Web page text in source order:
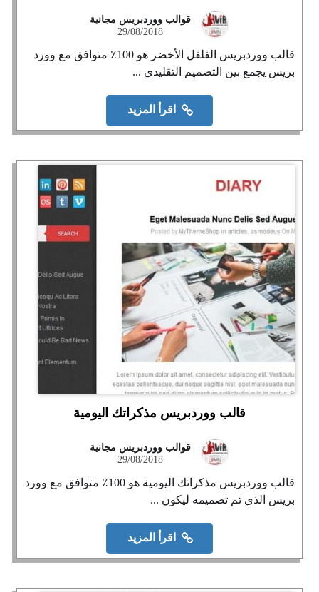
قوالب ووردبريس مجانية
29/08/2018
قالب ووردبريس الفلفل الأخضر هو 100٪ متوافق مع وورد
بريس يجمع بين التصميم التقليدي ...
اقرأ المزيد
قالب ووردبريس مذكراتك اليومية
قوالب ووردبريس مجانية
29/08/2018
قالب ووردبريس مذكراتك اليومية هو 100٪ متوافق مع وورد
بريس الذي تم تصميمه ليكون ...
اقرأ المزيد